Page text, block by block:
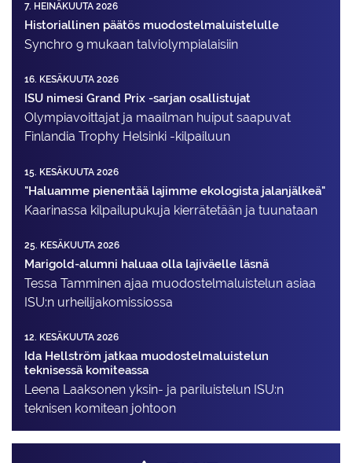
7. HEINÄKUUTA 2026
Historiallinen päätös muodostelmaluistelulle
Synchro 9 mukaan talviolympialaisiin
16. KESÄKUUTA 2026
ISU nimesi Grand Prix -sarjan osallistujat
Olympiavoittajat ja maailman huiput saapuvat
Finlandia Trophy Helsinki -kilpailuun
15. KESÄKUUTA 2026
"Haluamme pienentää lajimme ekologista jalanjälkeä"
Kaarinassa kilpailupukuja kierrätetään ja tuunataan
25. KESÄKUUTA 2026
Marigold-alumni haluaa olla lajiväelle läsnä
Tessa Tamminen ajaa muodostelma­luistelun asiaa
ISU:n urheilija­komissiossa
12. KESÄKUUTA 2026
Ida Hellström jatkaa muodostelmaluistelun
teknisessä komiteassa
Leena Laaksonen yksin- ja pariluistelun ISU:n
teknisen komitean johtoon